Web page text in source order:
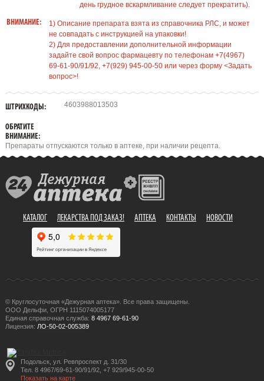
день грудное вскармливание следует прекратить).
ВНИМАНИЕ:
1) Описание препарата взята из справочника РЛС, и может
не совпадать с инструкцией на упаковки!
2) Для предоставлении дополнительной информации
задайте свой вопрос фармацевту по телефонам +7(4967)
69-61-90/91/92, +7(929) 945-00-50 или через форму <Задать
вопрос>!
ШТРИХКОДЫ: 4603988013503
ОБРАТИТЕ
ВНИМАНИЕ:
Препараты отпускаются только в аптеке, при наличии рецепта.
КАТАЛОГ ЛЕКАРСТВА ПОД ЗАКАЗ! АПТЕКА КОНТАКТЫ НОВОСТИ
© Круглосуточная «Дежурная аптека». Все права защищены.
ООО Дельфи, ОГРН 1115074005177
Единая справочная служба: 8 4967 69-61-90
Лицензия: ЛО-50-02-005389
Подольск, ул. Ревпроспект д. 31/30
Тел. 8 4967/69-61-90/91/92, +7 929/945-00-50
Показать на карте